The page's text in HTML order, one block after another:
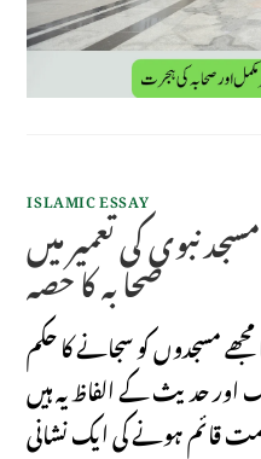
ISLAMIC ESSAY
نبوی کی تعمیر میں
صحا بہ کا حصہ
مسجدوں کو سجانے کا حکم
اور حدیث کے الفاظ یہ ہیں